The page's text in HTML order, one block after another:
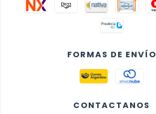
FORMAS DE ENVÍO
CONTACTANOS